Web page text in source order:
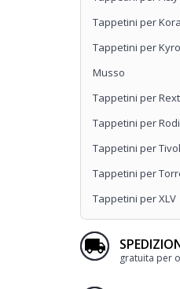
Tappetini per
Tappetini per
Musso
Tappetini per
Tappetini per
Tappetini per
Tappetini per
Tappetini per XLV
gratuita per